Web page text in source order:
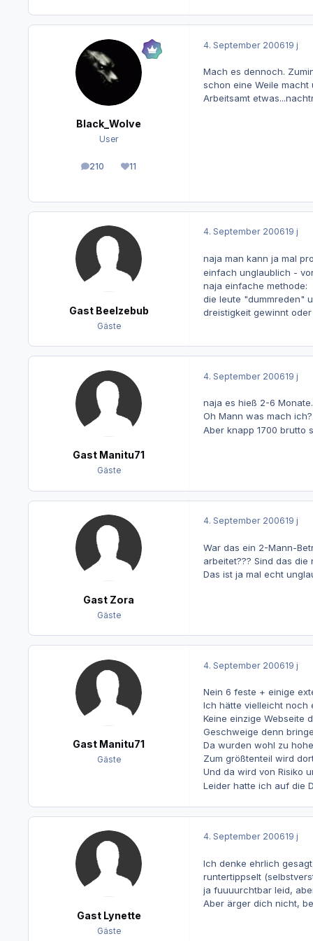
Black_Wolve
User
210
Beiträge 11
Reputation
4. September 200619 j
Mach es dennoch.
schon eine Weile
Arbeitsamt
Gast Beelzebub
Gäste
4. September 200619 j
naja man kann ja mal
einfach unglaublich -
naja einfache methode:
die leute "dummreden"
dreistigkeit gewinnt
Gast Manitu71
Gäste
4. September 200619 j
naja es hieß 2-6
Oh Mann was mach
Aber knapp 1700 brutto
Gast Zora
Gäste
4. September 200619 j
War das ein 2-Mann-
arbeitet??? Sind das die
Das ist ja mal echt
Gast Manitu71
Gäste
4. September 200619 j
Nein 6 feste + einige
Ich hätte vielleicht noch
Keine einzige Webseite
Geschweige denn
Da wurden wohl zu
Zum größtenteil wird
Und da wird von Risiko
Leider hatte ich auf die
Gast Lynette
Gäste
4. September 200619 j
Ich denke ehrlich
runtertippselt
ja fuuuurchtbar leid,
Aber ärger dich nicht,